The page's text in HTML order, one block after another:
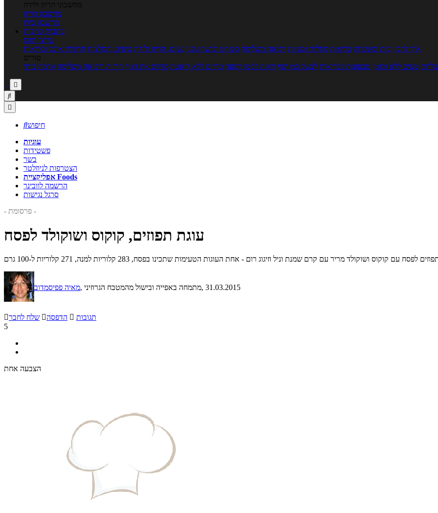
מחשבוני הריון ולידה
מחשבון הריון
מחשבון ביוץ
כתבות כתבות
ערוצי תוכן
איך להכין בית ומשפחה בריאות מחלות ובעיות רפואה משלימה ספורט וכושר גופני נשים, הריון ולידה טיפים והמלצות חדשות אוכל ובריאות
טורים
טעים ללא גלוטן טבעונות לבריאות לבשל כמו שף תזונה לבטן רגועה מרזים ללא דיאטה מזיזים את הגוף הרזיה ורפואה משלימה גורמה ביתי



חיפוש
עוגיות
פשטידות
בשר
הצטרפות לניוזלטר
אפליקציית Foods
הרשמה לוובינר
סרגל נגישות
- פרסומת -
עוגת תפוזים, קוקוס ושוקולד לפסח
לפסח עם קוקוס ושוקולד מריר עם קרם שמנת וניל וזיגוג רום - אחת העוגות הטעימות שתכינו בפסח, 283 קלוריות למנה, 271 קלוריות ל-100 גרם
מאיה פפיסמדוב , מתמחה באפייה ובישול מהמטבח הגרוזיני, 31.03.2015
שלח לחבר הדפסה  תגובות
5
הצבעה אחת